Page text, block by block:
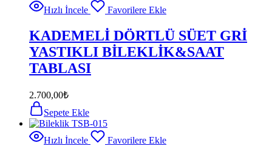
Hızlı İncele Favorilere Ekle
KADEMELİ DÖRTLÜ SÜET GRİ
YASTIKLI BİLEKLİK&SAAT
TABLASI
2.700,00₺
Sepete Ekle
Hızlı İncele Favorilere Ekle